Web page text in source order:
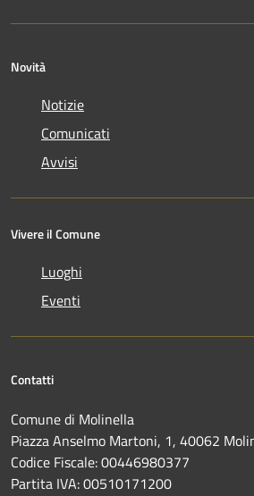
Novità
Notizie
Comunicati
Avvisi
Vivere il Comune
Luoghi
Eventi
Contatti
Comune di Molinella
Piazza Anselmo Martoni, 1, 40062
Codice Fiscale: 00446980377
Partita IVA: 00510171200